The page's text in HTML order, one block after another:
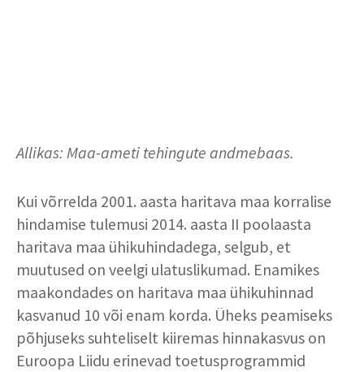
Allikas: Maa-ameti tehingute andmebaas.
Kui võrrelda 2001. aasta haritava maa korralise
hindamise tulemusi 2014. aasta II poolaasta
haritava maa ühikuhindadega, selgub, et
muutused on veelgi ulatuslikumad. Enamikes
maakondades on haritava maa ühikuhinnad
kasvanud 10 või enam korda. Üheks peamiseks
põhjuseks suhteliselt kiiremas hinnakasvus on
Euroopa Liidu erinevad toetusprogrammid